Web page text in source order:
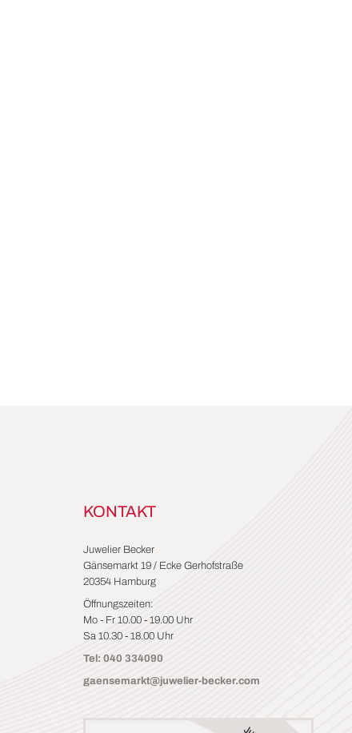
KONTAKT
Juwelier Becker
Gänsemarkt 19 / Ecke Gerhofstraße
20354 Hamburg
Öffnungszeiten:
Mo - Fr 10.00 - 19.00 Uhr
Sa 10.30 - 18.00 Uhr
Tel: 040 334090
gaensemarkt@juwelier-becker.com